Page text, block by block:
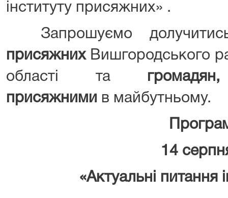
інституту присяжних» .
Запрошуємо
присяжнихВишгородського
області та
присяжними в майбутньому.
Програма
14 серпня
«Актуальні питання